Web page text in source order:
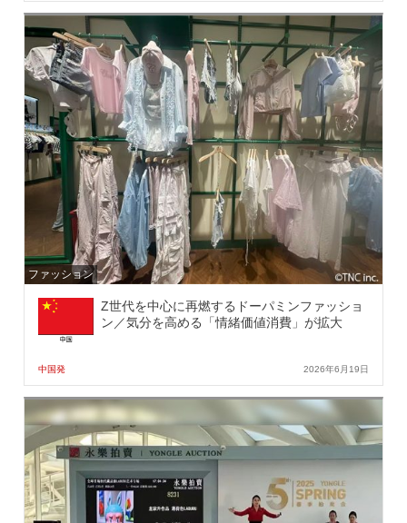
ファッション
Z世代を中心に再燃するドーパミンファッショ
ン／気分を高める「情緒価値消費」が拡大
中国発 2026年6月19日